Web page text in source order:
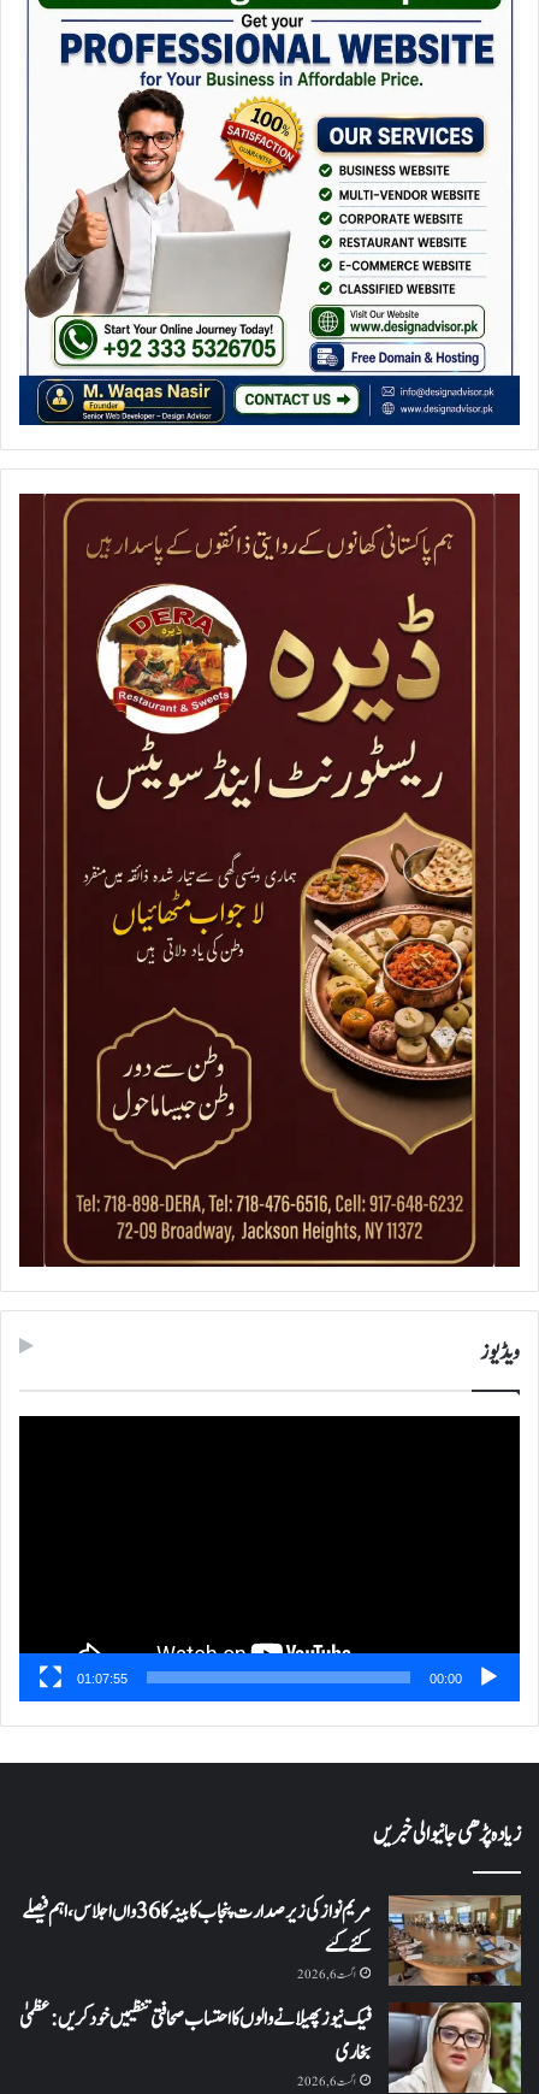
ویڈیوز
00:00
01:07:55
زیادہ پڑھی جانیوالی خبریں
مریم نواز کی زیر صدارت پنجاب کابینہ کا 36واں اجلاس،اہم فیصلے
کئے گئے
اگست 6, 2026
فیک نیوز پھیلانے والوں کا احتساب صحافتی تنظیمیں خود کریں: عظمیٰ
بخاری
اگست 6, 2026